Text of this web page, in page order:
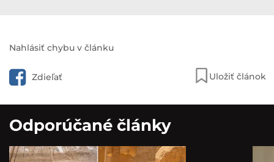
Nahlásiť chybu v článku
Zdieľať Uložiť článok
Odporúčané články